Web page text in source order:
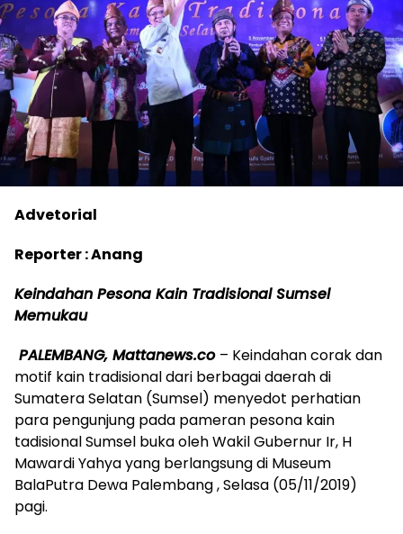
Advetorial
Reporter : Anang
Keindahan Pesona Kain Tradisional Sumsel
Memukau
PALEMBANG, Mattanews.co – Keindahan corak dan
motif kain tradisional dari berbagai daerah di
Sumatera Selatan (Sumsel) menyedot perhatian
para pengunjung pada pameran pesona kain
tadisional Sumsel buka oleh Wakil Gubernur Ir, H
Mawardi Yahya yang berlangsung di Museum
BalaPutra Dewa Palembang , Selasa (05/11/2019)
pagi.